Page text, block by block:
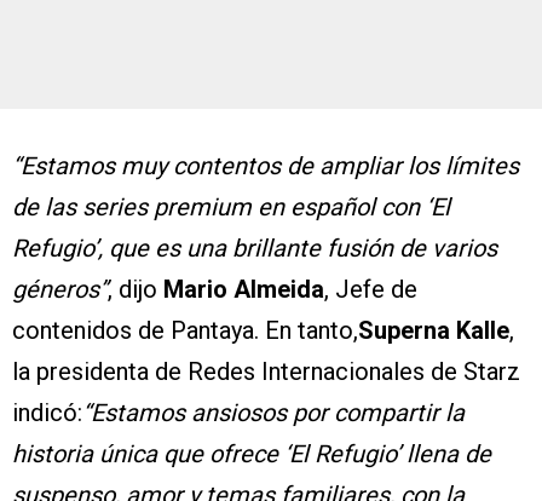
“Estamos muy contentos de ampliar los límites
de las series premium en español con ‘El
Refugio’, que es una brillante fusión de varios
géneros”, dijo Mario Almeida, Jefe de
contenidos de Pantaya. En tanto,Superna Kalle,
la presidenta de Redes Internacionales de Starz
indicó:“Estamos ansiosos por compartir la
historia única que ofrece ‘El Refugio’ llena de
suspenso, amor y temas familiares, con la